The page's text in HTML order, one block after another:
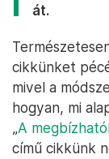
át.
cikkünket
mivel a
hogyan, mi
„A
című cikkünk